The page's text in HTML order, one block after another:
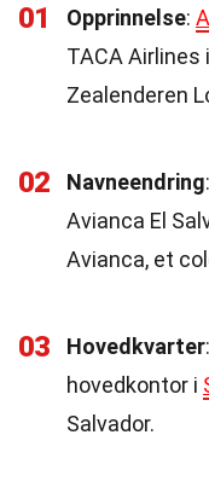
01 Opprinnelse:
TACA Airlines
Zealenderen
02 Navneendring
Avianca El
Avianca, et
03 Hovedkvarter
hovedkontor i
Salvador.